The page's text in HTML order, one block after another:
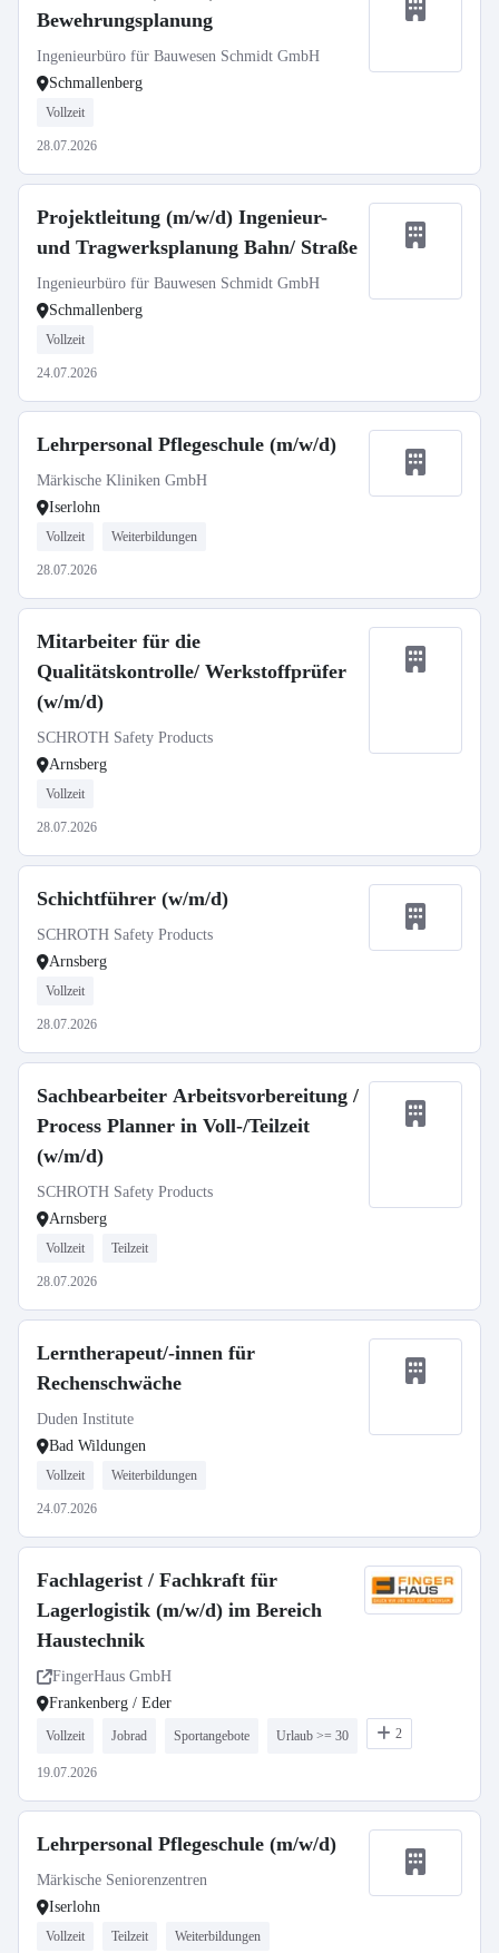
Bewehrungsplanung
Ingenieurbüro für Bauwesen Schmidt GmbH
Schmallenberg
Vollzeit
28.07.2026
Projektleitung (m/w/d) Ingenieur-
und Tragwerksplanung Bahn/ Straße
Ingenieurbüro für Bauwesen Schmidt GmbH
Schmallenberg
Vollzeit
24.07.2026
Lehrpersonal Pflegeschule (m/w/d)
Märkische Kliniken GmbH
Iserlohn
Vollzeit Weiterbildungen
28.07.2026
Mitarbeiter für die
Qualitätskontrolle/ Werkstoffprüfer
(w/m/d)
SCHROTH Safety Products
Arnsberg
Vollzeit
28.07.2026
Schichtführer (w/m/d)
SCHROTH Safety Products
Arnsberg
Vollzeit
28.07.2026
Sachbearbeiter Arbeitsvorbereitung /
Process Planner in Voll-/Teilzeit
(w/m/d)
SCHROTH Safety Products
Arnsberg
Vollzeit Teilzeit
28.07.2026
Lerntherapeut/-innen für
Rechenschwäche
Duden Institute
Bad Wildungen
Vollzeit Weiterbildungen
24.07.2026
Fachlagerist / Fachkraft für
Lagerlogistik (m/w/d) im Bereich
Haustechnik
FingerHaus GmbH
Frankenberg / Eder
Vollzeit Jobrad Sportangebote Urlaub >= 30 2
19.07.2026
Lehrpersonal Pflegeschule (m/w/d)
Märkische Seniorenzentren
Iserlohn
Vollzeit Teilzeit Weiterbildungen